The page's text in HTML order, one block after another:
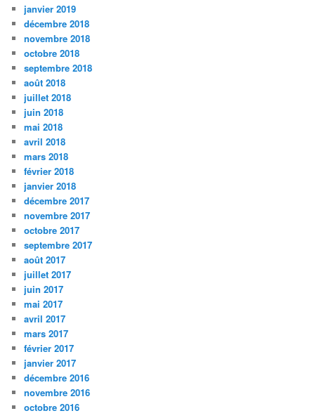
janvier 2019
décembre 2018
novembre 2018
octobre 2018
septembre 2018
août 2018
juillet 2018
juin 2018
mai 2018
avril 2018
mars 2018
février 2018
janvier 2018
décembre 2017
novembre 2017
octobre 2017
septembre 2017
août 2017
juillet 2017
juin 2017
mai 2017
avril 2017
mars 2017
février 2017
janvier 2017
décembre 2016
novembre 2016
octobre 2016